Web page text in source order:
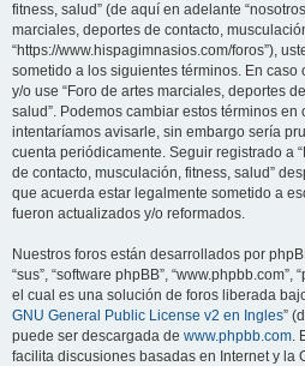
fitness, salud” (de aquí en adelante
marciales, deportes de contacto,
“https://www.hispagimnasios.com/foros”),
sometido a los siguientes términos. En caso
y/o use “Foro de artes marciales, deportes
salud”. Podemos cambiar estos términos en
intentaríamos avisarle, sin embargo sería
cuenta periódicamente. Seguir registrado a
de contacto, musculación, fitness, salud”
que acuerda estar legalmente sometido a
fueron actualizados y/o reformados.
Nuestros foros están desarrollados por
“sus”, “software phpBB”, “www.phpbb.com”,
el cual es una solución de foros liberada
GNU General Public License v2 en Ingles”
puede ser descargada de www.phpbb.com.
facilita discusiones basadas en Internet y la